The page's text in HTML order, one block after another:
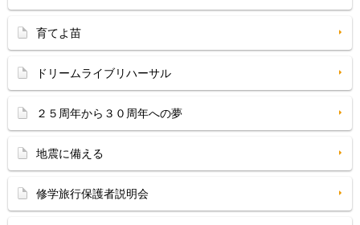
育てよ苗
ドリームライブリハーサル
２５周年から３０周年への夢
地震に備える
修学旅行保護者説明会